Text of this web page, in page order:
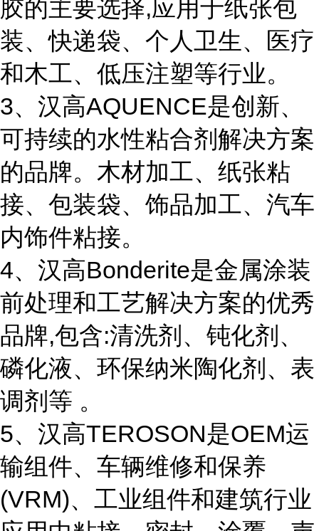
胶的主要选择,应用于纸张包
装、快递袋、个人卫生、医疗
和木工、低压注塑等行业。
3、汉高AQUENCE是创新、
可持续的水性粘合剂解决方案
的品牌。木材加工、纸张粘
接、包装袋、饰品加工、汽车
内饰件粘接。
4、汉高Bonderite是金属涂装
前处理和工艺解决方案的优秀
品牌,包含:清洗剂、钝化剂、
磷化液、环保纳米陶化剂、表
调剂等 。
5、汉高TEROSON是OEM运
输组件、车辆维修和保养
(VRM)、工业组件和建筑行业